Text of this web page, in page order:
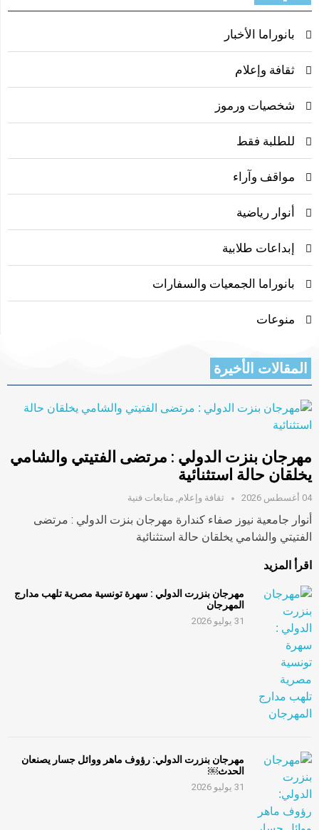
بانوراما الأخبار
ثقافة وإعلام
شخصيات ورموز
للطلبة فقط
مواقف وآراء
أنوار رياضية
إبداعات طلابية
بانوراما الجمعيات والسفارات
منوعات
المقالات الأخيرة
مهرجان بنزت الدولي : مرتضى الفتيتي والشامي
يخلقان حالة استثنائية
04 أغسطس 2026 ثقافة وإعلام, متابعات فنية
أنوار جامعية نيوز صفاء كندارة مهرجان بنزت الدولي : مرتضى
الفتيتي والشامي يخلقان حالة استثنائية
اقرأ المزيد
مهرجان بنزرت الدولي : سهرة تونسية مصرية تلهب مدارج
المهرجان
31 يوليو 2026
مهرجان بنزرت الدولي: رؤوف ماهر ووائل جسار يصنعان
الحدث￼
31 يوليو 2026